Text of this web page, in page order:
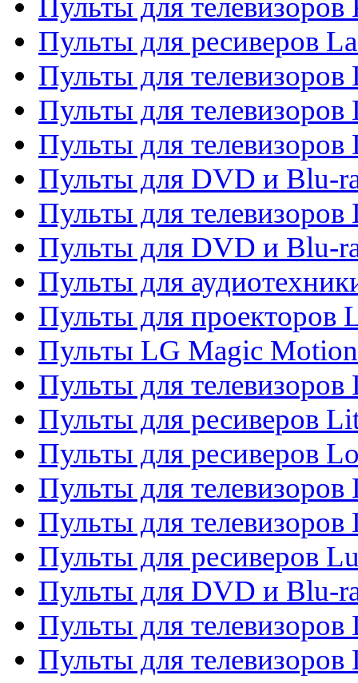
Пульты для
Пульты для ресиверов
Пульты для телевизоров
Пульты для телевизоров
Пульты для телевизоров
Пульты для DVD и Blu-
Пульты для телевизоров
Пульты для DVD и Blu-
Пульты для
Пульты для проекторов
Пульты LG Magic Motion
Пульты для
Пульты для ресиверов
Пульты для ресиверов
Пульты для телевизоров
Пульты для
Пульты для ресиверов
Пульты для DVD и Blu-
Пульты для телевизоров
Пульты для телевизоров